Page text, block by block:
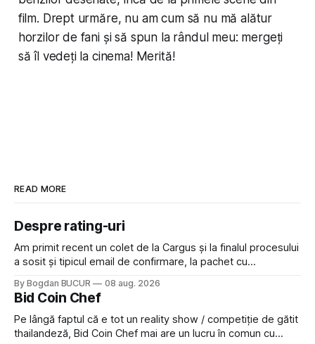
film. Drept urmăre, nu am cum să nu mă alătur
horzilor de fani și să spun la rândul meu: mergeți
să îl vedeți la cinema! Merită!
READ MORE
Despre rating-uri
Am primit recent un colet de la Cargus și la finalul procesului
a sosit și tipicul email de confirmare, la pachet cu
feedback-ului și eram în toate bune, de data asta am dat
click să le las un rating. Un 5
By Bogdan BUCUR 08 aug. 2026
Bid Coin Chef
Pe lângă faptul că e tot un reality show / competiție de gătit
thailandeză, Bid Coin Chef mai are un lucru în comun cu